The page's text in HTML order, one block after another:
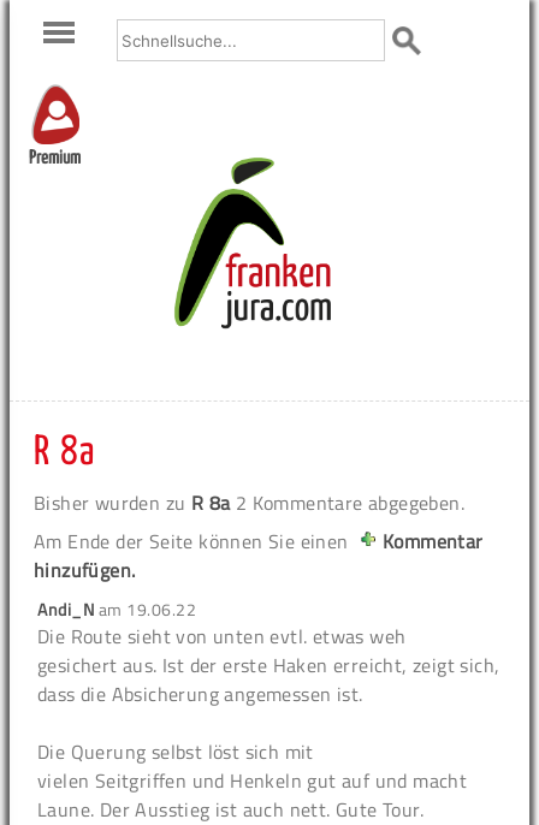
Premium
R 8a
Bisher wurden zu R 8a2 Kommentare abgegeben.
Am Ende der Seite können Sie einen
Kommentar
hinzufügen.
Andi_Nam 19.06.22
Die Route sieht von unten evtl. etwas weh
gesichert aus. Ist der erste Haken erreicht, zeigt sich,
dass die Absicherung angemessen ist.
Die Querung selbst löst sich mit
vielen Seitgriffen und Henkeln gut auf und macht
Laune. Der Ausstieg ist auch nett. Gute Tour.